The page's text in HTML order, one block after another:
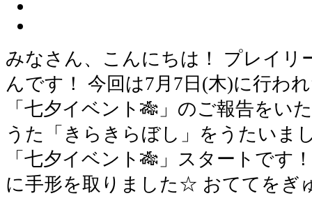
みなさん、こんにちは！ プレイリ
んです！ 今回は7月7日(木)に行わ
「七夕イベント🎋」のご報告をい
うた「きらきらぼし」をうたいま
「七夕イベント🎋」スタートです
に手形を取りました☆ おててをぎ